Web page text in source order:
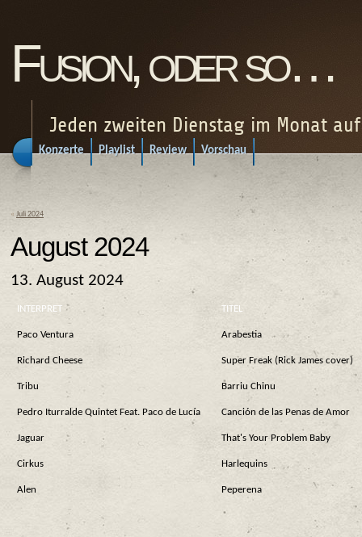
Fusion, oder so…
Jeden zweiten Dienstag im Monat auf
Konzerte Playlist Review Vorschau
« Juli 2024
August 2024
13. August 2024
INTERPRET TITEL
Paco Ventura Arabestia
Richard Cheese Super Freak (Rick James cover)
Tribu Barriu Chinu
Pedro Iturralde Quintet Feat. Paco de Lucía Canción de las Penas de Amor
Jaguar That's Your Problem Baby
Cirkus Harlequins
Alen Peperena